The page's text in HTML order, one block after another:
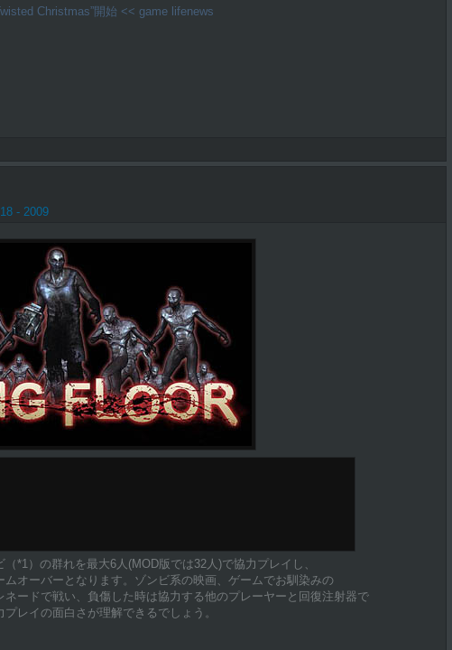
Christmas”開始 << game lifenews
- 2009
*1）の群れを最大6人(MOD版では32人)で協力プレイし、
ムオーバーとなります。ゾンビ系の映画、ゲームでお馴染みの
ネードで戦い、負傷した時は協力する他のプレーヤーと回復注射器で
レイの面白さが理解できるでしょう。